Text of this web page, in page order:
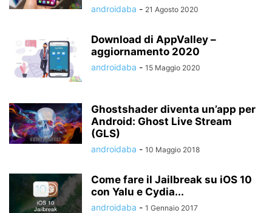
androidaba - 21 Agosto 2020
Download di AppValley –
aggiornamento 2020
androidaba - 15 Maggio 2020
Ghostshader diventa un’app per
Android: Ghost Live Stream
(GLS)
androidaba - 10 Maggio 2018
Come fare il Jailbreak su iOS 10
con Yalu e Cydia...
androidaba - 1 Gennaio 2017